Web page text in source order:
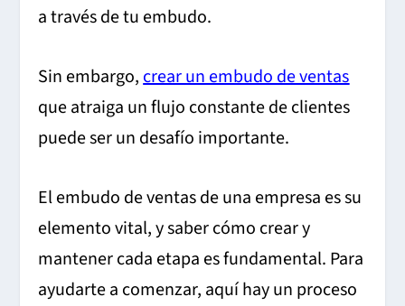
a través de tu embudo.
Sin embargo,crear un embudo de ventas
que atraiga un flujo constante de clientes
puede ser un desafío importante.
El embudo de ventas de una empresa es su
elemento vital, y saber cómo crear y
mantener cada etapa es fundamental. Para
ayudarte a comenzar, aquí hay un proceso